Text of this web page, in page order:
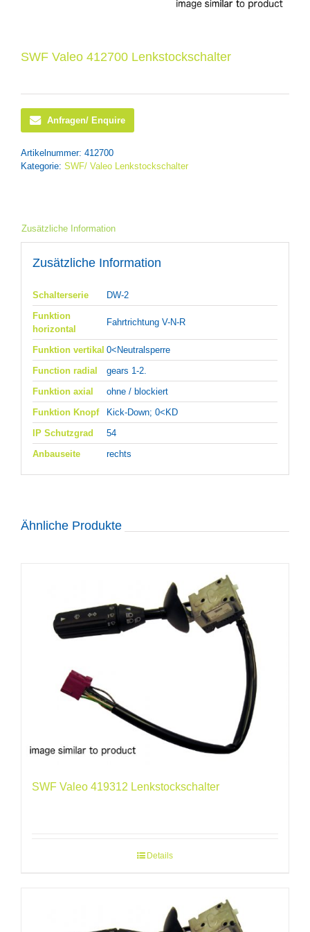
SWF Valeo 412700 Lenkstockschalter
Anfragen/ Enquire
Artikelnummer: 412700
Kategorie: SWF/ Valeo Lenkstockschalter
Zusätzliche Information
Zusätzliche Information
Schalterserie
DW-2
Funktion
horizontal
Fahrtrichtung V-N-R
Funktion vertikal 0<Neutralsperre
Function radial
gears 1-2.
Funktion axial
ohne / blockiert
Funktion Knopf
Kick-Down; 0<KD
IP Schutzgrad
54
Anbauseite
rechts
Ähnliche Produkte
SWF Valeo 419312 Lenkstockschalter
Details